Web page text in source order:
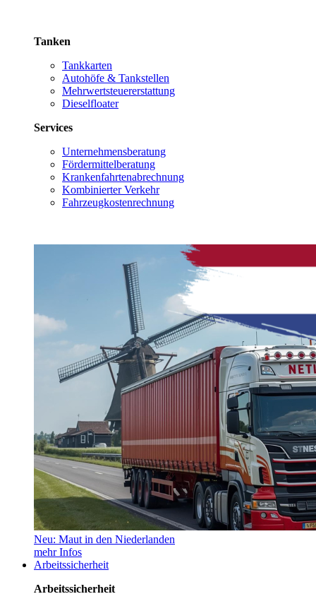
Tanken
Tankkarten
Autohöfe & Tankstellen
Mehrwertsteuererstattung
Dieselfloater
Services
Unternehmensberatung
Fördermittelberatung
Krankenfahrtenabrechnung
Kombinierter Verkehr
Fahrzeugkostenrechnung
Neu: Maut in den Niederlanden
mehr Infos
Arbeitssicherheit
Arbeitssicherheit